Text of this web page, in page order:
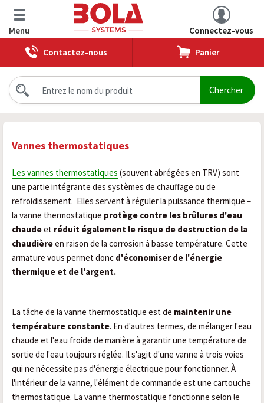
Menu
Connectez-vous
Contactez-nous
Panier
Vannes thermostatiques
Les vannes thermostatiques (souvent abrégées en TRV) sont
une partie intégrante des systèmes de chauffage ou de
refroidissement. Elles servent à réguler la puissance thermique –
la vanne thermostatique protège contre les brûlures d'eau
chaudeet réduit également le risque de destruction de la
chaudièreen raison de la corrosion à basse température. Cette
armature vous permet donc d'économiser de l'énergie
thermique et de l'argent.
La tâche de la vanne thermostatique est de maintenir une
température constante. En d'autres termes, de mélanger l'eau
chaude et l'eau froide de manière à garantir une température de
sortie de l'eau toujours réglée. Il s'agit d'une vanne à trois voies
qui ne nécessite pas d'énergie électrique pour fonctionner. À
l'intérieur de la vanne, l'élément de commande est une cartouche
thermostatique. La vanne thermostatique fonctionne selon le